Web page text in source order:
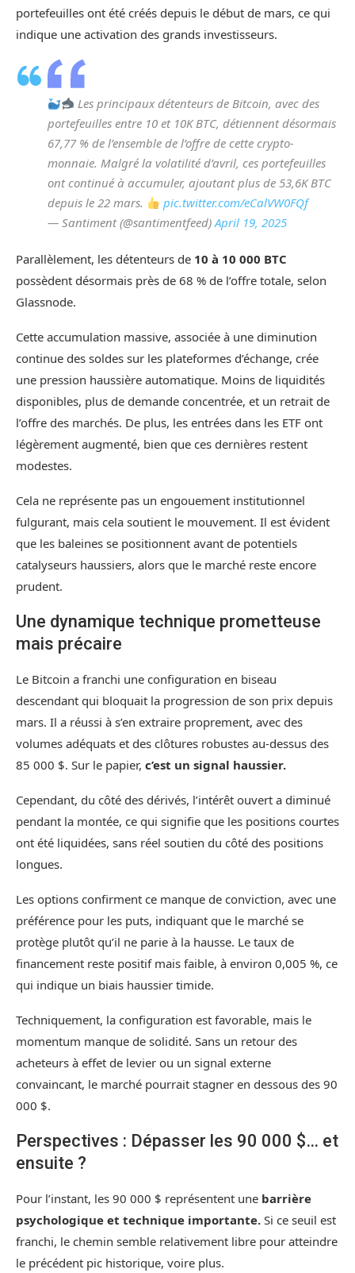
portefeuilles ont été créés depuis le début de mars, ce qui
indique une activation des grands investisseurs.
Les principaux détenteurs de Bitcoin, avec des
portefeuilles entre 10 et 10K BTC, détiennent désormais
67,77 % de l’ensemble de l’offre de cette crypto-
monnaie. Malgré la volatilité d’avril, ces portefeuilles
ont continué à accumuler, ajoutant plus de 53,6K BTC
depuis le 22 mars.
pic.twitter.com/eCalVW0FQf
— Santiment (@santimentfeed)April 19, 2025
Parallèlement, les détenteurs de 10 à 10 000 BTC
possèdent désormais près de 68 % de l’offre totale, selon
Glassnode.
Cette accumulation massive, associée à une diminution
continue des soldes sur les plateformes d’échange, crée
une pression haussière automatique. Moins de liquidités
disponibles, plus de demande concentrée, et un retrait de
l’offre des marchés. De plus, les entrées dans les ETF ont
légèrement augmenté, bien que ces dernières restent
modestes.
Cela ne représente pas un engouement institutionnel
fulgurant, mais cela soutient le mouvement. Il est évident
que les baleines se positionnent avant de potentiels
catalyseurs haussiers, alors que le marché reste encore
prudent.
Une dynamique technique prometteuse
mais précaire
Le Bitcoin a franchi une configuration en biseau
descendant qui bloquait la progression de son prix depuis
mars. Il a réussi à s’en extraire proprement, avec des
volumes adéquats et des clôtures robustes au-dessus des
85 000 $. Sur le papier, c’est un signal haussier.
Cependant, du côté des dérivés, l’intérêt ouvert a diminué
pendant la montée, ce qui signifie que les positions courtes
ont été liquidées, sans réel soutien du côté des positions
longues.
Les options confirment ce manque de conviction, avec une
préférence pour les puts, indiquant que le marché se
protège plutôt qu’il ne parie à la hausse. Le taux de
financement reste positif mais faible, à environ 0,005 %, ce
qui indique un biais haussier timide.
Techniquement, la configuration est favorable, mais le
momentum manque de solidité. Sans un retour des
acheteurs à effet de levier ou un signal externe
convaincant, le marché pourrait stagner en dessous des 90
000 $.
Perspectives : Dépasser les 90 000 $… et
ensuite ?
Pour l’instant, les 90 000 $ représentent une barrière
psychologique et technique importante. Si ce seuil est
franchi, le chemin semble relativement libre pour atteindre
le précédent pic historique, voire plus.